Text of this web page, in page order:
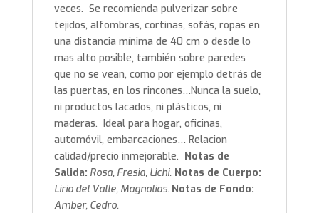
veces. Se recomienda pulverizar sobre
tejidos, alfombras, cortinas, sofás, ropas en
una distancia mínima de 40 cm o desde lo
mas alto posible, también sobre paredes
que no se vean, como por ejemplo detrás de
las puertas, en los rincones…Nunca la suelo,
ni productos lacados, ni plásticos, ni
maderas. Ideal para hogar, oficinas,
automóvil, embarcaciones… Relacion
calidad/precio inmejorable. Notas de
Salida: Rosa, Fresia, Lichi. Notas de Cuerpo:
Lirio del Valle, Magnolias. Notas de Fondo:
Amber, Cedro.